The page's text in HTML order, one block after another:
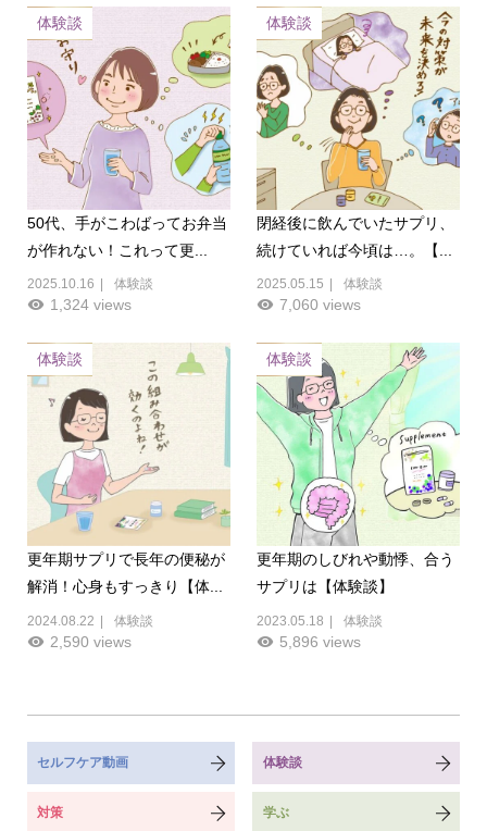
体験談
50代、手がこわばってお弁当
が作れない！これって更...
2025.10.16 体験談
1,324 views
体験談
閉経後に飲んでいたサプリ、
続けていれば今頃は…。【...
2025.05.15 体験談
7,060 views
体験談
更年期サプリで長年の便秘が
解消！心身もすっきり【体...
2024.08.22 体験談
2,590 views
体験談
更年期のしびれや動悸、合う
サプリは【体験談】
2023.05.18 体験談
5,896 views
セルフケア動画 体験談
対策 学ぶ